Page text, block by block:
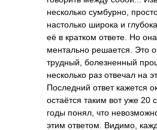
несколько сумбурно,
настолько широка и
её в кратком ответе. Но
ментально решается. Это
трудный, болезненный
несколько раз отвечал на
Последний ответ кажется
остаётся таким вот уже 20
годы понял, что
этим ответом. Видимо,